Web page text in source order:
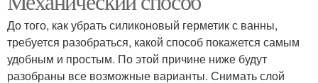
До того, как убрать силиконовый герметик с ванны,
требуется разобраться, какой способ покажется самым
удобным и простым. По этой причине ниже будут
разобраны все возможные варианты. Снимать слой